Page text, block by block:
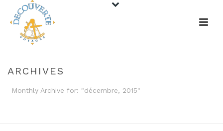
ARCHIVES
Monthly Archive for: "décembre, 2015"